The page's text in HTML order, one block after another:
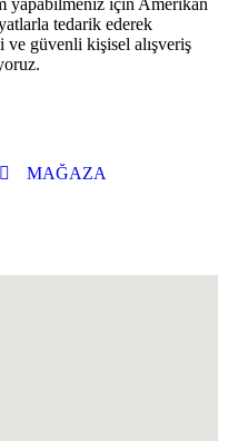
yapabilmeniz için Amerikan
tedarik ederek
ve güvenli kişisel alışveriş
MAĞAZA